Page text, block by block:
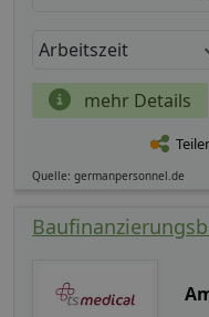
Arbeitszeit
mehr Details
Quelle: germanpersonnel.de